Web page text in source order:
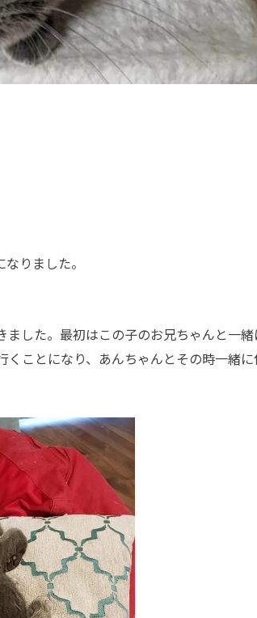
りました。
した。最初はこの子のお兄ちゃんと一
ことになり、あんちゃんとその時一緒